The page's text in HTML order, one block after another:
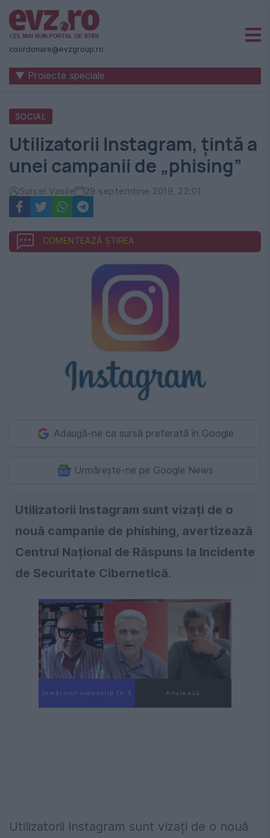
Știri
naționale
internaționale
România
-
Evenimentul
Zilei
coordonare@evzgroup.ro
▼ Proiecte speciale
SOCIAL
Utilizatorii Instagram, țintă a
unei campanii de „phising”
Surcel Vasile 29 septembrie 2019, 22:01
COMENTEAZĂ ȘTIREA
Adaugă-ne ca sursă preferată în Google
Urmărește-ne pe Google News
Utilizatorii Instagram sunt vizați de o
nouă campanie de phishing, avertizează
Centrul Național de Răspuns la Incidente
de Securitate Cibernetică.
Următorul videoclip în 4 Anulează
Utilizatorii Instagram sunt vizați de o nouă